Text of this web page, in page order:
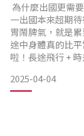
為什麼出國更需
一出國本來超期
胃鬧脾氣，就是
途中身體真的比
啦！長途飛行 +
地後腦霧+便秘超
神超低落。這時候
2025-04-04